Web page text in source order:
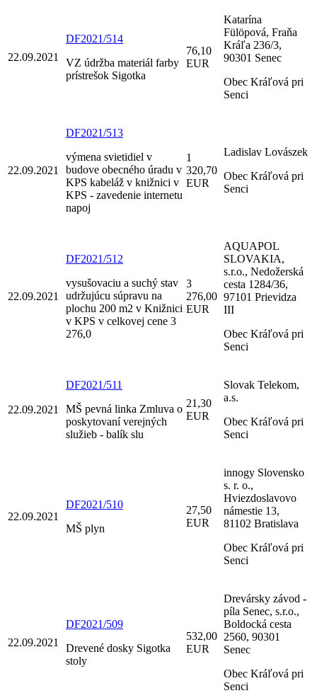
22.09.2021
DF2021/514
VZ údržba materiál farby
prístrešok Sigotka
76,10
EUR
Katarína
Fülöpová, Fraňa
Kráľa 236/3,
90301 Senec
Obec Kráľová pri
Senci
22.09.2021
DF2021/513
výmena svietidiel v
budove obecného úradu v
KPS kabeláž v knižnici v
KPS - zavedenie internetu
napoj
1
320,70
EUR
Ladislav Lovászek
Obec Kráľová pri
Senci
22.09.2021
DF2021/512
vysušovaciu a suchý stav
udržujúcu súpravu na
plochu 200 m2 v Knižnici
v KPS v celkovej cene 3
276,0
3
276,00
EUR
AQUAPOL
SLOVAKIA,
s.r.o., Nedožerská
cesta 1284/36,
97101 Prievidza
III
Obec Kráľová pri
Senci
22.09.2021
DF2021/511
MŠ pevná linka Zmluva o
poskytovaní verejných
služieb - balík slu
21,30
EUR
Slovak Telekom,
a.s.
Obec Kráľová pri
Senci
22.09.2021
DF2021/510
MŠ plyn
27,50
EUR
innogy Slovensko
s. r. o.,
Hviezdoslavovo
námestie 13,
81102 Bratislava
Obec Kráľová pri
Senci
22.09.2021
DF2021/509
Drevené dosky Sigotka
stoly
532,00
EUR
Drevársky závod -
píla Senec, s.r.o.,
Boldocká cesta
2560, 90301
Senec
Obec Kráľová pri
Senci